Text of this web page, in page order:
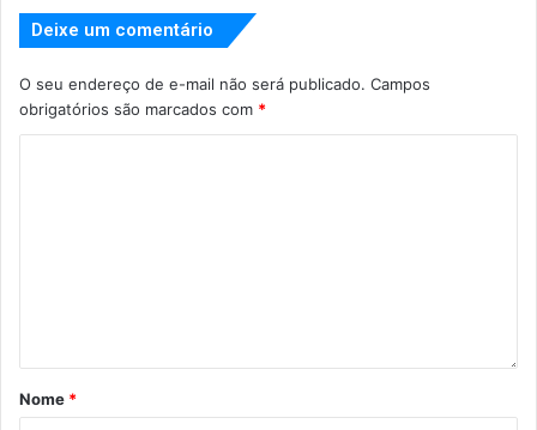
Deixe um comentário
O seu endereço de e-mail não será publicado. Campos
obrigatórios são marcados com *
Nome *